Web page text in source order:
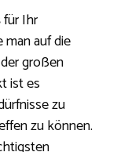
für Ihr
auf die
großen
ist es
zu
zu können.